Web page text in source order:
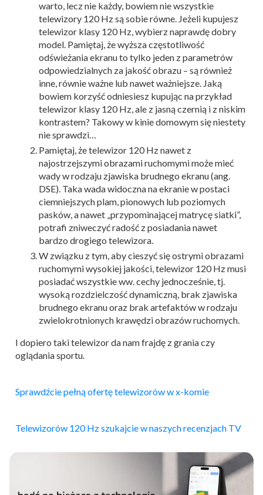
warto, lecz nie każdy, bowiem nie wszystkie
telewizory 120 Hz są sobie równe. Jeżeli kupujesz
telewizor klasy 120 Hz, wybierz naprawdę dobry
model. Pamiętaj, że wyższa częstotliwość
odświeżania ekranu to tylko jeden z parametrów
odpowiedzialnych za jakość obrazu – są również
inne, równie ważne lub nawet ważniejsze. Jaką
bowiem korzyść odniesiesz kupując na przykład
telewizor klasy 120 Hz, ale z jasną czernią i z niskim
kontrastem? Takowy w kinie domowym się niestety
nie sprawdzi…
Pamiętaj, że telewizor 120 Hz nawet z
najostrzejszymi obrazami ruchomymi może mieć
wady w rodzaju zjawiska brudnego ekranu (ang.
DSE). Taka wada widoczna na ekranie w postaci
ciemniejszych plam, pionowych lub poziomych
pasków, a nawet „przypominającej matrycę siatki”,
potrafi zniweczyć radość z posiadania nawet
bardzo drogiego telewizora.
W związku z tym, aby cieszyć się ostrymi obrazami
ruchomymi wysokiej jakości, telewizor 120 Hz musi
posiadać wszystkie ww. cechy jednocześnie, tj.
wysoką rozdzielczość dynamiczną, brak zjawiska
brudnego ekranu oraz brak artefaktów w rodzaju
zwielokrotnionych krawędzi obrazów ruchomych.
I dopiero taki telewizor da nam frajdę z grania czy
oglądania sportu.
Sprawdźcie pełną ofertę telewizorów w x-komie
Telewizorów 120 Hz szukajcie w naszych recenzjach TV